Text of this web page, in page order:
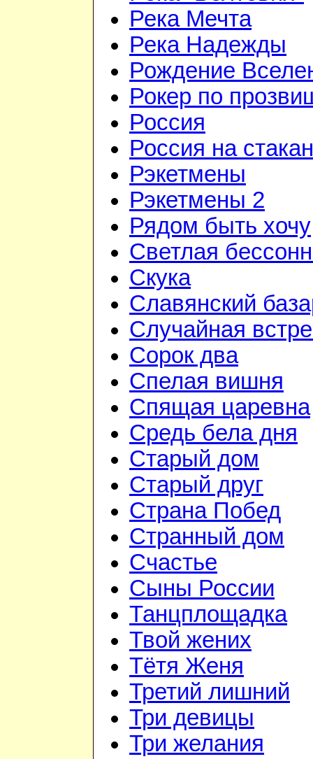
Река Мечта
Река Надежды
Рождение
Рокер по
Россия
Россия на
Рэкетмены
Рэкетмены 2
Рядом быть хочу
Светлая
Скука
Славянский
Случайная
Сорок два
Спелая вишня
Спящая царевна
Средь бела дня
Старый дом
Старый друг
Страна Побед
Странный дом
Счастье
Сыны России
Танцплощадка
Твой жених
Тётя Женя
Третий лишний
Три девицы
Три желания